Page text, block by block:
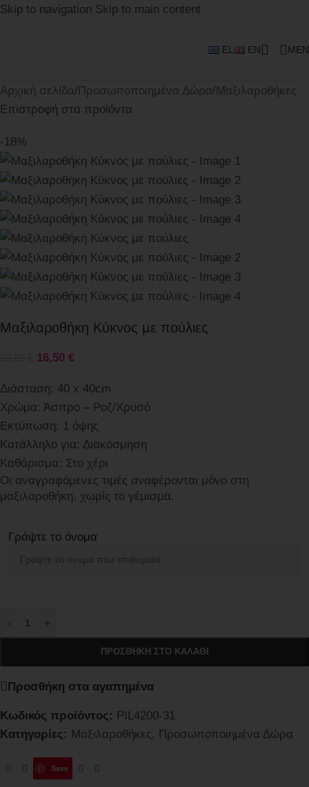
Skip to navigation Skip to main content
EL EN
Αρχική σελίδα/Προσωποποιημένα Δώρα/Μαξιλαροθήκες
Επιστροφή στα προϊόντα
-18%
Μαξιλαροθήκη Κύκνος με πούλιες
16,50 €
Διάσταση: 40 x 40cm
Χρώμα: Άσπρο – Ροζ/Χρυσό
Εκτύπωση: 1 όψης
Κατάλληλο για: Διακόσμηση
Καθάρισμα: Στο χέρι
Οι αναγραφόμενες τιμές αναφέρονται μόνο στη
μαξιλαροθήκη, χωρίς το γέμισμα.
Γράψτε το όνομα
- +
ΠΡΟΣΘΉΚΗ ΣΤΟ ΚΑΛΆΘΙ
Προσθήκη στα αγαπημένα
Κωδικός προϊόντος: PIL4200-31
Κατηγορίες: Μαξιλαροθήκες, Προσωποποιημένα Δώρα
Save